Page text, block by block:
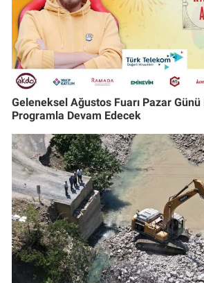
Geleneksel Ağustos Fuarı Pazar
Programla Devam Edecek